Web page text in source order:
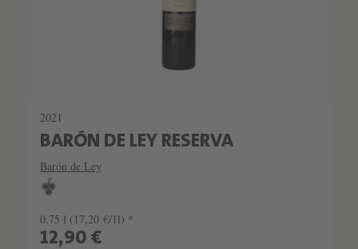
2021
BARÓN DE LEY RESERVA
Barón de Ley
0.75 l (17,20 €/1l) *
12,90 €